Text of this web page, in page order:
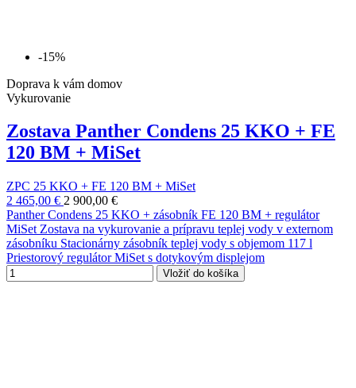
-15%
Doprava k vám domov
Vykurovanie
Zostava Panther Condens 25 KKO + FE
120 BM + MiSet
ZPC 25 KKO + FE 120 BM + MiSet
2 465,00 € 2 900,00 €
Panther Condens 25 KKO + zásobník FE 120 BM + regulátor
MiSet Zostava na vykurovanie a prípravu teplej vody v externom
zásobníku Stacionárny zásobník teplej vody s objemom 117 l
Priestorový regulátor MiSet s dotykovým displejom
Vložiť do košíka